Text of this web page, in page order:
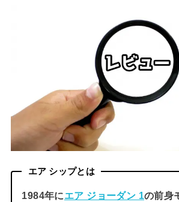
エア シップとは
1984年にエア ジョーダン 1の前身